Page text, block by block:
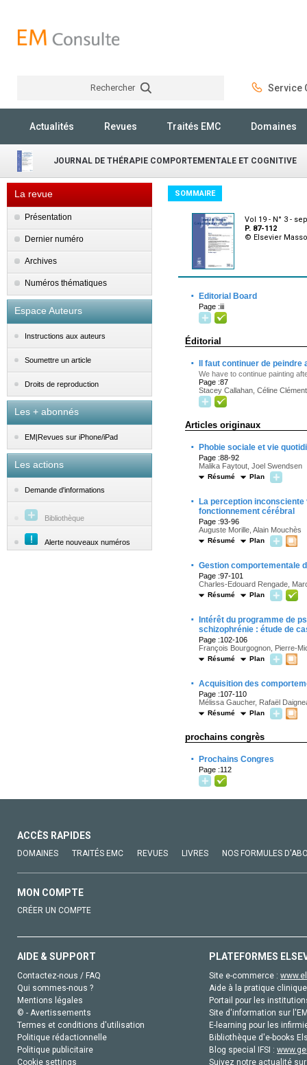
Rechercher Service
Actualités Revues Traités EMC Domaines
JOURNAL DE THÉRAPIE COMPORTEMENTALE ET COGNITIVE
La revue
Présentation
Dernier numéro
Archives
Numéros thématiques
Espace Auteurs
Instructions aux auteurs
Soumettre un article
Droits de reproduction
Les + abonnés
EM|Revues sur iPhone/iPad
Les actions
Demande d'informations
Bibliothèque
Alerte nouveaux numéros
SOMMAIRE
Vol 19 - N° 3 -
P. 87-112
© Elsevier
· Editorial Board
Page :iii
Éditorial
· Il faut continuer de peindre
We have to continue painting
Page :87
Stacey Callahan, Céline
Articles originaux
· Phobie sociale et vie
Page :88-92
Malika Faytout, Joel Swendsen
Résumé Plan
·
La perception
fonctionnement cérébral
Page :93-96
Auguste Morille, Alain Mouchès
Résumé Plan
· Gestion comportementale
Page :97-101
Charles-Edouard Rengade,
Résumé Plan
·
Intérêt du programme de
schizophrénie : étude de
Page :102-106
François Bourgognon, Pierre-
Résumé Plan
· Acquisition des
Page :107-110
Mélissa Gaucher, Rafaël
Résumé Plan
prochains congrès
· Prochains Congres
Page :112
ACCÈS RAPIDES
DOMAINES TRAITÉS EMC REVUES LIVRES NOS FORMULES
MON COMPTE
CRÉER UN COMPTE
AIDE & SUPPORT
Contactez-nous / FAQ
Qui sommes-nous ?
Mentions légales
© - Avertissements
Termes et conditions d'utilisation
Politique rédactionnelle
Politique publicitaire
Cookie settings
PLATEFORMES
Site e-commerce :
Aide à la pratique
Portail pour les
Site d'information sur
E-learning pour les
Bibliothèque d'e-books
Blog special IFSI :
Suivez notre actualité